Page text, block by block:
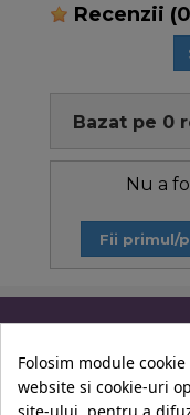
Recenzii
Bazat pe 0
Nu a
Fii primul/
Contul Tau
Folosim module
website si cookie-uri